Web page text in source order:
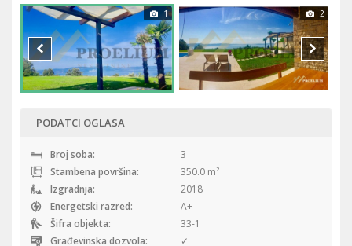
1 2
PODATCI OGLASA
Broj soba:
3
Stambena površina:
350.0 m²
Izgradnja:
2018
Energetski razred:
A+
Šifra objekta:
33-1
Građevinska dozvola:
✓